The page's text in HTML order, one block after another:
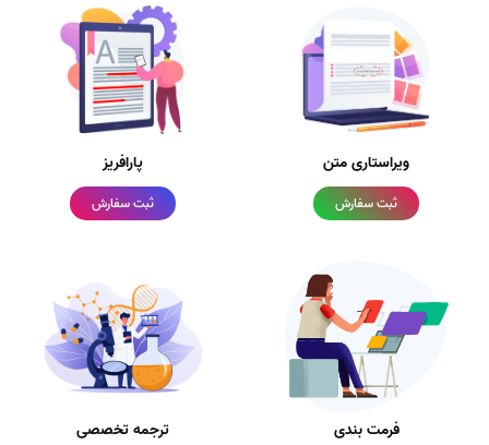
ویراستاری متن
ثبت سفارش
پارافریز
ثبت سفارش
فرمت بندی ترجمه تخصصی